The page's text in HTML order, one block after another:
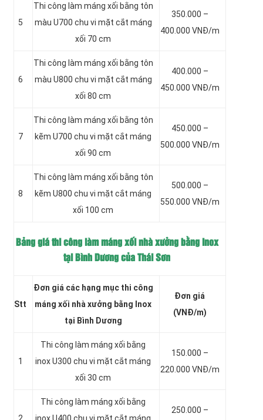
5
Thi công làm máng xối bằng tôn
màu U700 chu vi mặt cắt máng
xối 70 cm
350.000 –
400.000 VNĐ/m
6
Thi công làm máng xối bằng tôn
màu U800 chu vi mặt cắt máng
xối 80 cm
400.000 –
450.000 VNĐ/m
7
Thi công làm máng xối bằng tôn
kẽm U700 chu vi mặt cắt máng
xối 90 cm
450.000 –
500.000 VNĐ/m
8
Thi công làm máng xối bằng tôn
kẽm U800 chu vi mặt cắt máng
xối 100 cm
500.000 –
550.000 VNĐ/m
Bảng giá thi công làm máng xối nhà xưởng bằng inox
tại Bình Dương của Thái Sơn
Stt
Đơn giá các hạng mục thi công
máng xối nhà xưởng bằng Inox
tại Bình Dương
Đơn giá
(VNĐ/m)
1
Thi công làm máng xối bằng
inoxU300 chu vi mặt cắt máng
xối 30 cm
150.000 –
220.000 VNĐ/m
Thi công làm máng xối bằng
250.000 –